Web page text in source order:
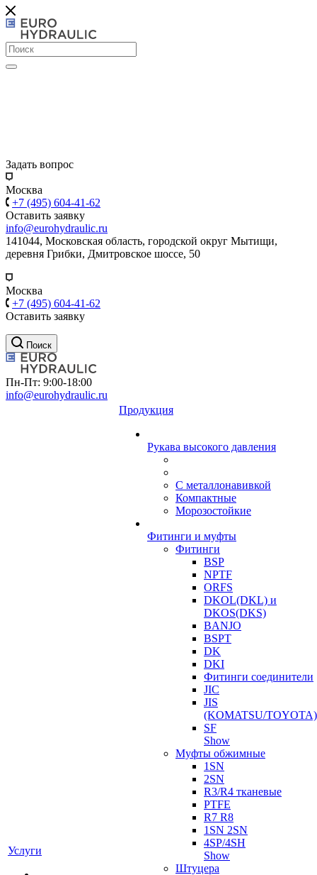
Задать вопрос
Москва
+7 (495) 604-41-62
Оставить заявку
info@eurohydraulic.ru
141044, Московская область, городской округ Мытищи,
деревня Грибки, Дмитровское шоссе, 50
Москва
+7 (495) 604-41-62
Оставить заявку
Поиск
Пн-Пт: 9:00-18:00
info@eurohydraulic.ru
Услуги
Продукция
Рукава высокого давления
С металлонавивкой
Компактные
Морозостойкие
Фитинги и муфты
Фитинги
BSP
NPTF
ORFS
DKOL(DKL) и
DKOS(DKS)
BANJO
BSPT
DK
DKI
Фитинги соединители
JIC
JIS
(KOMATSU/TOYOTA)
SF
Show
Муфты обжимные
1SN
2SN
R3/R4 тканевые
PTFE
R7 R8
1SN 2SN
4SP/4SH
Show
Штуцера